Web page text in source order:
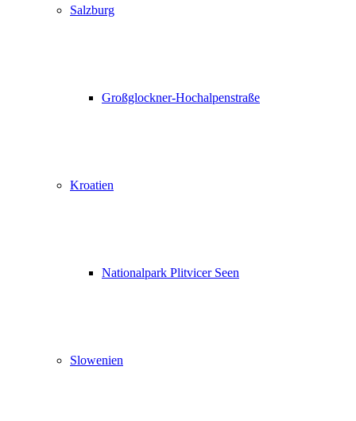
Salzburg
Großglockner-Hochalpenstraße
Kroatien
Nationalpark Plitvicer Seen
Slowenien